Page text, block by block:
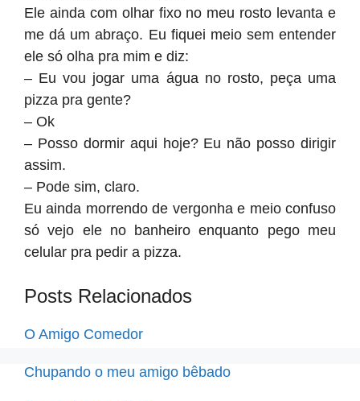
Ele ainda com olhar fixo no meu rosto levanta e
me dá um abraço. Eu fiquei meio sem entender
ele só olha pra mim e diz:
– Eu vou jogar uma água no rosto, peça uma
pizza pra gente?
– Ok
– Posso dormir aqui hoje? Eu não posso dirigir
assim.
– Pode sim, claro.
Eu ainda morrendo de vergonha e meio confuso
só vejo ele no banheiro enquanto pego meu
celular pra pedir a pizza.
Posts Relacionados
O Amigo Comedor
Chupando o meu amigo bêbado